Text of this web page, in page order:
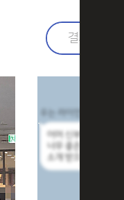
검색